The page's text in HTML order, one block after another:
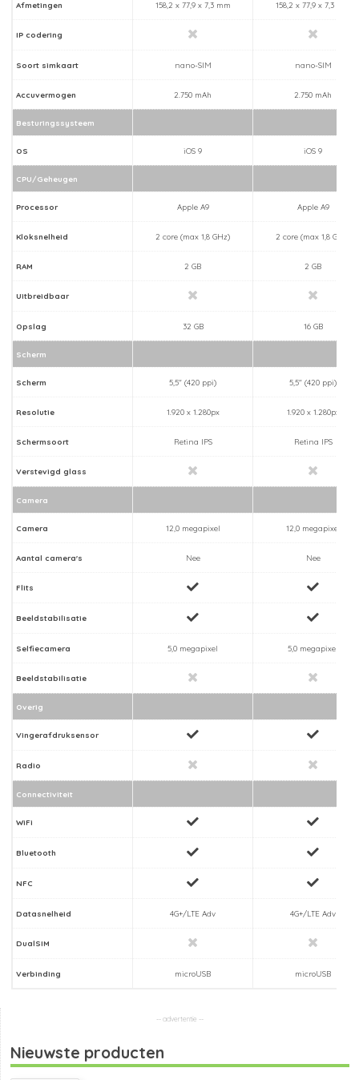
Afmetingen 158,2 x 77,9 x 7,3 mm 158,2 x 77,9 x 7,3 mm
IP codering
Soort simkaart nano-SIM nano-SIM
Accuvermogen 2.750 mAh 2.750 mAh
Besturingssysteem
OS iOS 9 iOS 9
CPU/Geheugen
Processor Apple A9 Apple A9
Kloksnelheid 2 core (max 1,8 GHz) 2 core (max 1,8 GHz)
RAM 2 GB 2 GB
Uitbreidbaar
Opslag 32 GB 16 GB
Scherm
Scherm 5,5" (420 ppi) 5,5" (420 ppi)
Resolutie 1.920 x 1.280px 1.920 x 1.280px
Schermsoort Retina IPS Retina IPS
Verstevigd glass
Camera
Camera 12,0 megapixel 12,0 megapixel
Aantal camera's Nee Nee
Flits
Beeldstabilisatie
Selfiecamera 5,0 megapixel 5,0 megapixel
Beeldstabilisatie
Overig
Vingerafdruksensor
Radio
Connectiviteit
WiFi
Bluetooth
NFC
Datasnelheid 4G+/LTE Adv 4G+/LTE Adv
DualSIM
Verbinding microUSB microUSB
Nieuwste producten